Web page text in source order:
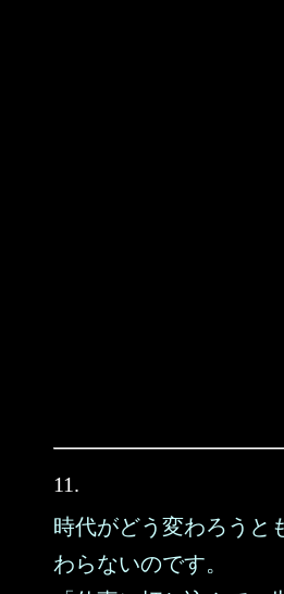
11.
時代がどう変わろうと
わらないのです。